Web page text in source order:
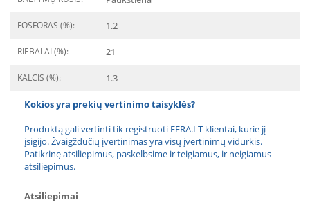
FOSFORAS (%): 1.2
RIEBALAI (%): 21
KALCIS (%): 1.3
Kokios yra prekių vertinimo taisyklės?
Produktą gali vertinti tik registruoti FERA.LT klientai, kurie jį
įsigijo. Žvaigždučių įvertinimas yra visų įvertinimų vidurkis.
Patikrinę atsiliepimus, paskelbsime ir teigiamus, ir neigiamus
atsiliepimus.
Atsiliepimai